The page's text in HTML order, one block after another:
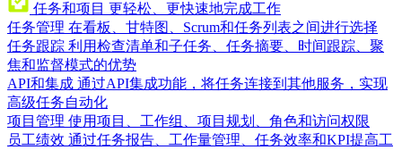
任务和项目 更轻松、更快速地完成工作
任务管理 在看板、甘特图、Scrum和任务列表之间进行选择
任务跟踪 利用检查清单和子任务、任务摘要、时间跟踪、聚
焦和监督模式的优势
API和集成 通过API集成功能，将任务连接到其他服务，实现
高级任务自动化
项目管理 使用项目、工作组、项目规划、角色和访问权限
员工绩效 通过任务报告、工作量管理、任务效率和KPI提高工